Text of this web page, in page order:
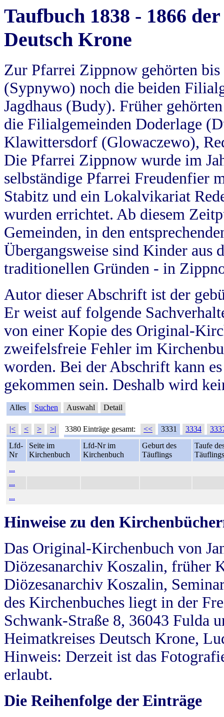
Taufbuch 1838 - 1866
Deutsch Krone
Zur Pfarrei Zippnow gehörten
(Sypnywo) noch die beiden
Jagdhaus (Budy). Früher
die Filialgemeinden Doderlage
Klawittersdorf (Glowaczewo),
Die Pfarrei Zippnow wurde im
selbständige Pfarrei Freudenfier
Stabitz und ein Lokalvikariat
wurden errichtet. Ab diesem
Gemeinden, in den
Übergangsweise sind Kinder aus
traditionellen Gründen - in
Autor dieser Abschrift ist der
Er weist auf folgende
von einer Kopie des Original-
zweifelsfreie Fehler im
worden. Bei der Abschrift kann
gekommen sein. Deshalb wird
Alles Suchen Auswahl Detail
|< < > >| 3380 Einträge gesamt: << 3331 3334
Lfd-
Nr
Seite im
Kirchenbuch
Lfd-Nr im
Kirchenbuch
Geburt des
Täuflings
Taufe
Täuflings
...
...
...
Hinweise zu den
Das Original-Kirchenbuch von
Diözesanarchiv Koszalin, früher
Diözesanarchiv Koszalin,
des Kirchenbuches liegt in der
Schwank-Straße 8, 36043 Fulda
Heimatkreises Deutsch Krone,
Hinweis: Derzeit ist das
erlaubt.
Die Reihenfolge der Einträge